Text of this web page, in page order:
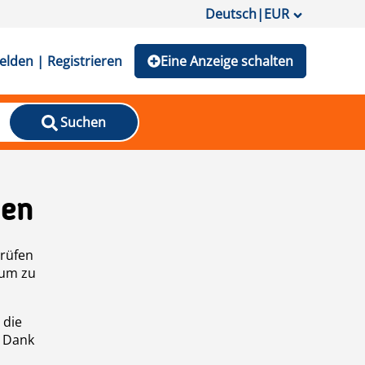
Deutsch|EUR
| Registrieren Eine Anzeige schalten
Suchen
zu
die